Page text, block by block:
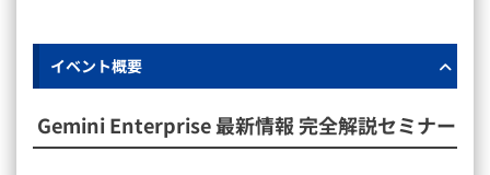
イベント概要
Gemini Enterprise 最新情報 完全解説セミナー